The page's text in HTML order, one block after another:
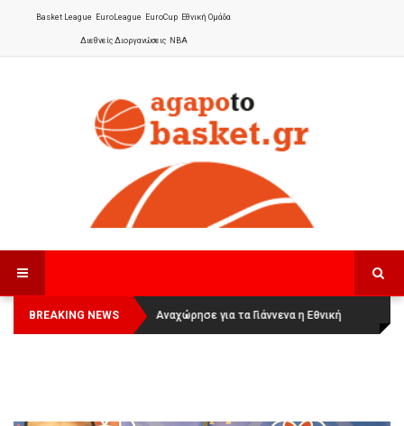
Basket League EuroLeague EuroCup Εθνική Ομάδα
Διεθνείς Διοργανώσεις NBA
BREAKING NEWS
Οι Πάνθηρες Καβάλας στην Women
Basketball League 1
Αναχώρησε για τα Γιάννενα η Εθνική
Γυναικών: